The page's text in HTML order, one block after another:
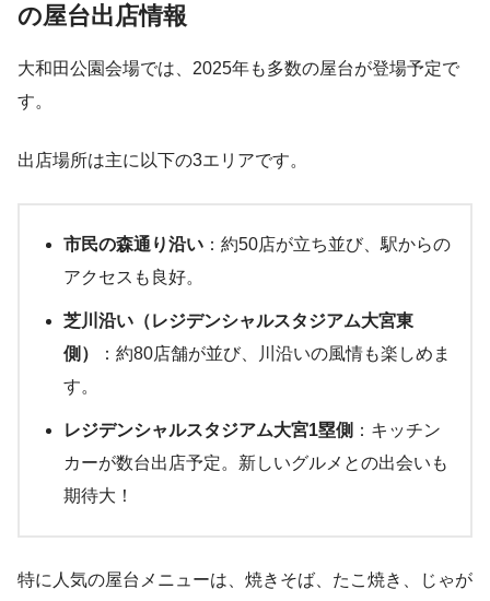
の屋台出店情報
大和田公園会場では、2025年も多数の屋台が登場予定で
す。
出店場所は主に以下の3エリアです。
市民の森通り沿い ：約50店が立ち並び、駅からの
アクセスも良好。
芝川沿い（レジデンシャルスタジアム大宮東
側）
：約80店舗が並び、川沿いの風情も楽しめま
す。
レジデンシャルスタジアム大宮1塁側 ：キッチン
カーが数台出店予定。新しいグルメとの出会いも
期待大！
特に人気の屋台メニューは、焼きそば、たこ焼き、じゃが